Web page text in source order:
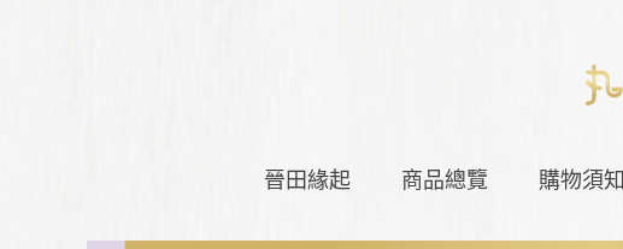
晉田緣起 商品總覽 購物須知